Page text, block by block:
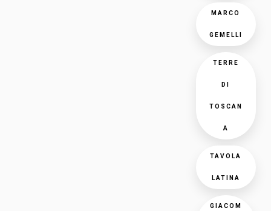
MARCO
GEMELLI
TERRE
DI
TOSCAN
A
TAVOLA
LATINA
GIACOM